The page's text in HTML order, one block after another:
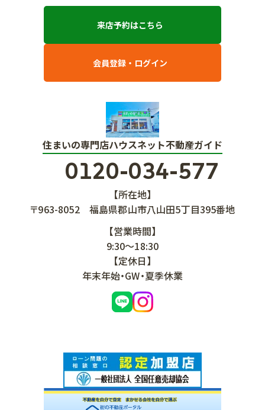
来店予約はこちら
会員登録・ログイン
住まいの専門店ハウスネット不動産ガイド
0120-034-577
【所在地】
〒963-8052
福島県郡山市八山田5丁目395番地
【営業時間】
9:30～18:30
【定休日】
年末年始・GW・夏季休業